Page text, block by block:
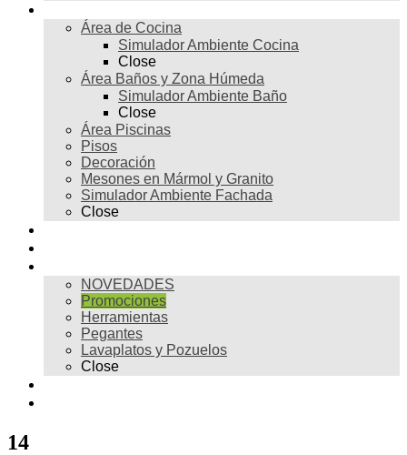
Área de Cocina
Simulador Ambiente Cocina
Close
Área Baños y Zona Húmeda
Simulador Ambiente Baño
Close
Área Piscinas
Pisos
Decoración
Mesones en Mármol y Granito
Simulador Ambiente Fachada
Close
NOVEDADES
Promociones
Herramientas
Pegantes
Lavaplatos y Pozuelos
Close
14